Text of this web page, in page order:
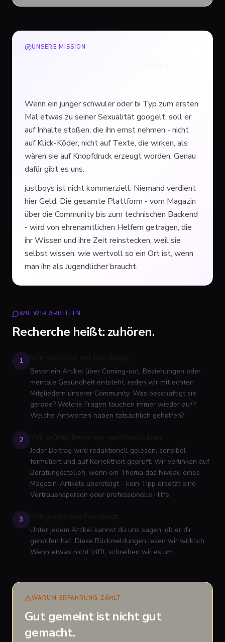
UNSERE MISSION
Wenn ein junger schwuler oder bi Typ zum ersten
Mal etwas zu seiner Sexualität googelt, soll er
auf Inhalte stoßen, die ihn ernst nehmen - nicht
auf Klick-Köder, nicht auf Texte, die wirken, als
wären sie auf Knopfdruck erzeugt worden. Genau
dafür gibt es uns.
justboys ist nicht kommerziell. Niemand verdient
hier Geld. Die gesamte Plattform - vom Magazin
über die Community bis zum technischen Backend
- wird von ehrenamtlichen Helfern getragen, die
ihr Wissen und ihre Zeit reinstecken, weil sie
selbst wissen, wie wertvoll so ein Ort ist, wenn
man ihn als Jugendlicher braucht.
WIE WIR ARBEITEN
Recherche heißt: zuhören.
1
Bevor ein Artikel über Coming-out, Beziehungen oder
mentale Gesundheit entsteht, reden wir mit echten
Mitgliedern unserer Community. Was beschäftigt sie
gerade? Welche Fragen tauchen immer wieder auf?
Welche Antworten haben tatsächlich geholfen?
2
Jeder Beitrag wird redaktionell gelesen, sensibel
formuliert und auf Korrektheit geprüft. Wir verlinken auf
Beratungsstellen, wenn ein Thema das Niveau eines
Magazin-Artikels übersteigt - kein Tipp ersetzt eine
Vertrauensperson oder professionelle Hilfe.
3
Unter jedem Artikel kannst du uns sagen, ob er dir
geholfen hat. Diese Rückmeldungen lesen wir wirklich.
Wenn etwas nicht trifft, schreiben wir es um.
WARUM ERFAHRUNG ZÄHLT
Gut gemeint ist nicht gut
gemacht.